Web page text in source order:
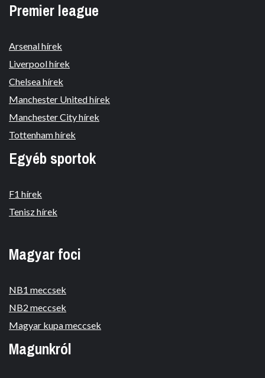
Premier league
Arsenal hírek
Liverpool hírek
Chelsea hírek
Manchester United hírek
Manchester City hírek
Tottenham hírek
Egyéb sportok
F1 hírek
Tenisz hírek
Magyar foci
NB1 meccsek
NB2 meccsek
Magyar kupa meccsek
Magunkról